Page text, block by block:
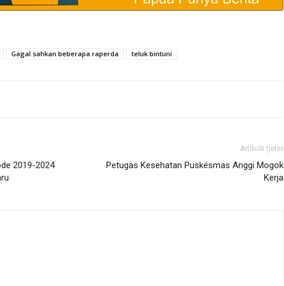
Gagal sahkan beberapa raperda teluk bintuni
2019-2024
Artikulli tjetër
Petugas Kesehatan Puskesmas Anggi Mogok
Kerja